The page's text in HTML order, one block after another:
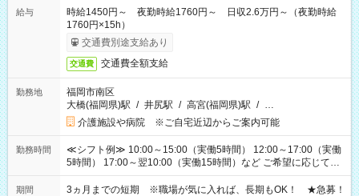
給与
時給1450円～ 夜勤時給1760円～ 日収2.6万円～（夜勤時給
1760円×15h）
交通費別途支給あり
交通費 交通費全額支給
勤務地
福岡市南区
大橋(福岡県)駅 / 井尻駅 / 高宮(福岡県)駅 / …
介護施設や病院 ※ご自宅近辺からご案内可能
勤務時間
≪シフト例≫ 10:00～15:00（実働5時間） 12:00～17:00（実働
5時間） 17:00～翌10:00（実働15時間）など ご希望に応じて、
働く時間は調整できます！ お気軽に担当へ相談ください！
期間
3ヵ月までの短期 ※職場が気に入れば、長期もOK！ ★急募！